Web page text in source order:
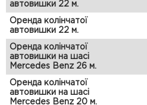
автовишки 22 м.
Оренда колінчатої
автовишки 22 м.
Оренда колінчатої
автовишки на шасі
Mercedes Benz 26 м.
Оренда колінчатої
автовишки на шасі
Mercedes Benz 20 м.